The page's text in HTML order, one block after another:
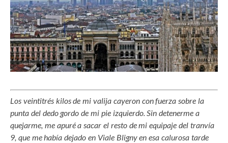
Los veintitrés kilos de mi valija cayeron con fuerza sobre la
punta del dedo gordo de mi pie izquierdo. Sin detenerme a
quejarme, me apuré a sacar el resto de mi equipaje del tranvía
9, que me había dejado en Viale Bligny en esa calurosa tarde